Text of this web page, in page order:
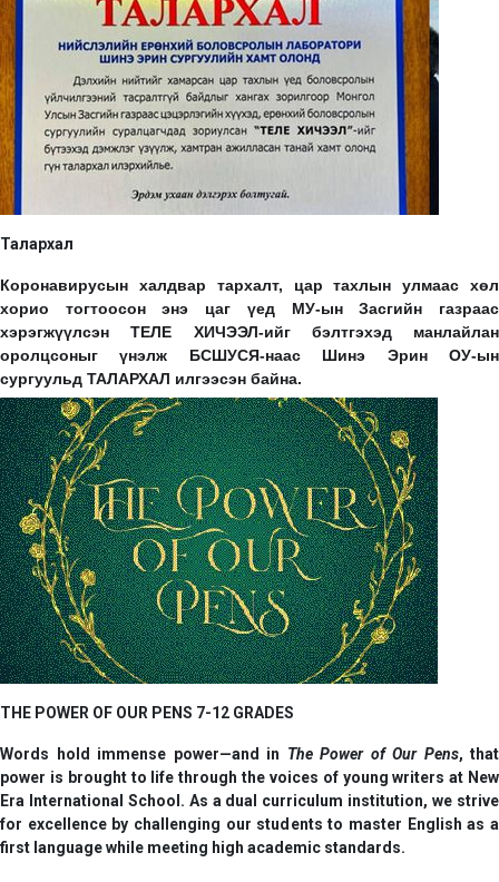
Талархал
Коронавирусын халдвар тархалт, цар тахлын улмаас хөл
хорио тогтоосон энэ цаг үед МУ-ын Засгийн газраас
хэрэгжүүлсэн ТЕЛЕ ХИЧЭЭЛ-ийг бэлтгэхэд манлайлан
оролцсоныг үнэлж БСШУСЯ-наас Шинэ Эрин ОУ-ын
сургуульд ТАЛАРХАЛ илгээсэн байна.
THE POWER OF OUR PENS 7-12 GRADES
Words hold immense power—and in The Power of Our Pens, that
power is brought to life through the voices of young writers at New
Era International School . As a dual curriculum institution, we strive
for excellence by challenging our students to master English as a
first language while meeting high academic standards.